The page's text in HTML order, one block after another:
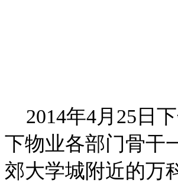
2014年4月25日
下物业各部门骨干
郊大学城附近的万